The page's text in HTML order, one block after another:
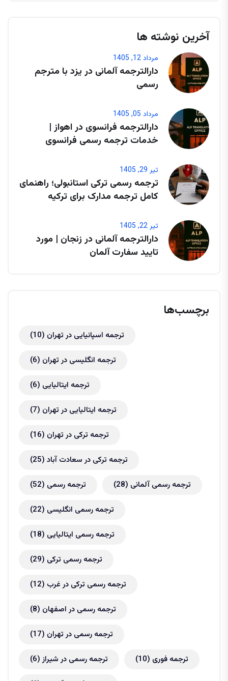
آخرین نوشته ها
مرداد 12, 1405
دارالترجمه آلمانی در یزد با مترجم
رسمی
مرداد 05, 1405
دارالترجمه فرانسوی در اهواز |
خدمات ترجمه رسمی فرانسوی
تیر 29, 1405
ترجمه رسمی ترکی استانبولی؛ راهنمای
کامل ترجمه مدارک برای ترکیه
تیر 22, 1405
دارالترجمه آلمانی در زنجان | مورد
تایید سفارت آلمان
برچسب‌ها
ترجمه اسپانیایی در تهران (10)
ترجمه انگلیسی در تهران (6)
ترجمه ایتالیایی (6)
ترجمه ایتالیایی در تهران (7)
ترجمه ترکی در تهران (16)
ترجمه ترکی در سعادت آباد (25)
ترجمه رسمی (52) ترجمه رسمی آلمانی (28)
ترجمه رسمی انگلیسی (22)
ترجمه رسمی ایتالیایی (18)
ترجمه رسمی ترکی (29)
ترجمه رسمی ترکی در غرب (12)
ترجمه رسمی در اصفهان (8)
ترجمه رسمی در تهران (17)
ترجمه رسمی در شیراز(6) ترجمه فوری (10)